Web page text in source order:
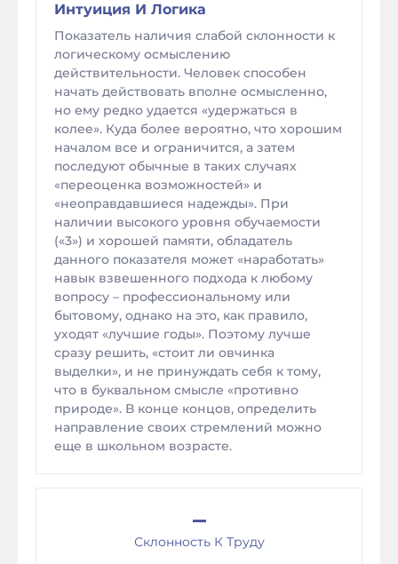
Интуиция И Логика
Показатель наличия слабой склонности к
логическому осмыслению
действительности. Человек способен
начать действовать вполне осмысленно,
но ему редко удается «удержаться в
колее». Куда более вероятно, что хорошим
началом все и ограничится, а затем
последуют обычные в таких случаях
«переоценка возможностей» и
«неоправдавшиеся надежды». При
наличии высокого уровня обучаемости
(«3») и хорошей памяти, обладатель
данного показателя может «наработать»
навык взвешенного подхода к любому
вопросу – профессиональному или
бытовому, однако на это, как правило,
уходят «лучшие годы». Поэтому лучше
сразу решить, «стоит ли овчинка
выделки», и не принуждать себя к тому,
что в буквальном смысле «противно
природе». В конце концов, определить
направление своих стремлений можно
еще в школьном возрасте.
–
Склонность К Труду